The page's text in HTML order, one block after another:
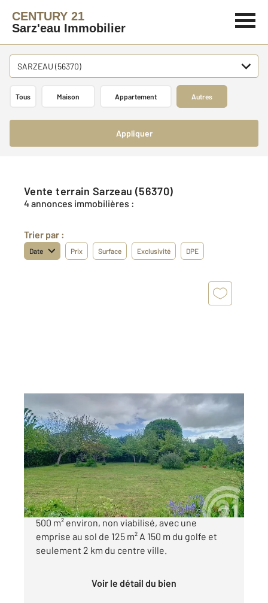
CENTURY 21
Sarz'eau Immobilier
SARZEAU (56370)
Tous Maison Appartement Autres
Appliquer
Vente terrain Sarzeau (56370)
4 annonces immobilières :
Trier par :
Date Prix Surface Exclusivité DPE
SARZEAU 56
500 m2
Ref : 12907
Terrain à vendre
232 000 €
Au calme très beau terrain constructible de
500 m² environ, non viabilisé, avec une
emprise au sol de 125 m² A 150 m du golfe et
seulement 2 km du centre ville.
Voir le détail du bien